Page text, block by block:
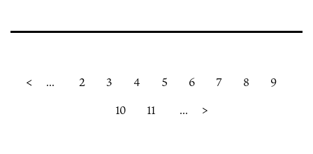
< ... 2 3 4 5 6 7 8
9
10
11 ... >